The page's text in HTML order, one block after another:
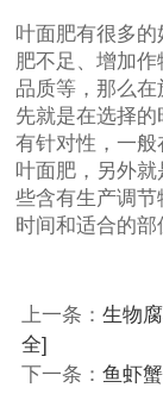
叶面肥有很多
肥不足、增加
品质等，那么
先就是在选择
有针对性，一
叶面肥，另外
些含有生产调
时间和适合的部
上一条： 生物
全]
下一条： 鱼虾